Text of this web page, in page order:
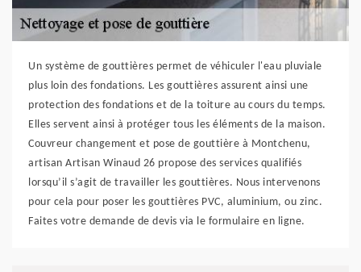
Un système de gouttières permet de véhiculer l'eau pluviale
plus loin des fondations. Les gouttières assurent ainsi une
protection des fondations et de la toiture au cours du temps.
Elles servent ainsi à protéger tous les éléments de la maison.
Couvreur changement et pose de gouttière à Montchenu,
artisan Artisan Winaud 26 propose des services qualifiés
lorsqu’il s’agit de travailler les gouttières. Nous intervenons
pour cela pour poser les gouttières PVC, aluminium, ou zinc.
Faites votre demande de devis via le formulaire en ligne.